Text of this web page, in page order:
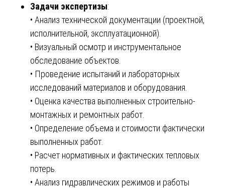
Задачи экспертизы:
• Анализ технической документации (проектной,
исполнительной, эксплуатационной).
• Визуальный осмотр и инструментальное
обследование объектов.
• Проведение испытаний и лабораторных
исследований материалов и оборудования.
• Оценка качества выполненных строительно-
монтажных и ремонтных работ.
• Определение объема и стоимости фактически
выполненных работ.
• Расчет нормативных и фактических тепловых
потерь.
• Анализ гидравлических режимов и работы